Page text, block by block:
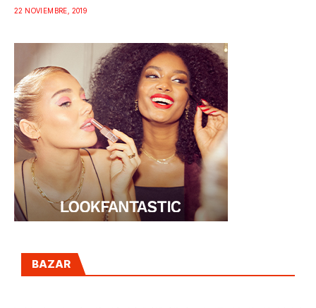
22 NOVIEMBRE, 2019
BAZAR